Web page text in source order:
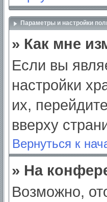
Параметры и настройки
» Как мне
Если вы
настройки
их,
вверху
Вернуться к
» На
Возможно,